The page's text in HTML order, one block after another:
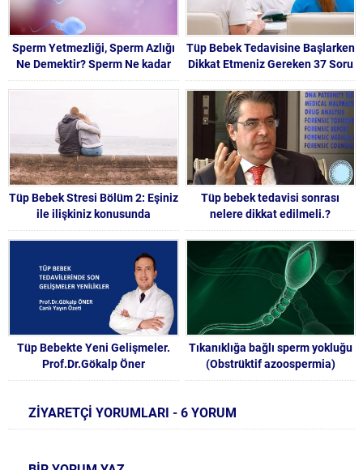
Sperm Yetmezliği, Sperm Azlığı
Ne Demektir? Sperm Ne kadar
olmalıdır ?
Tüp Bebek Tedavisine Başlarken
Dikkat Etmeniz Gereken 37 Soru
Tüp Bebek Stresi Bölüm 2: Eşiniz
ile ilişkiniz konusunda
duygularınız karışıyorsa
Tüp bebek tedavisi sonrası
nelere dikkat edilmeli.?
Tüp Bebekte Yeni Gelişmeler.
Prof.Dr.Gökalp Öner
Tıkanıklığa bağlı sperm yokluğu
(Obstrüktif azoospermia)
ZİYARETÇİ YORUMLARI - 6 YORUM